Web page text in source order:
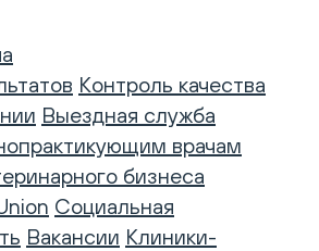
Контроль качества
Выездная служба
врачам
бизнеса
Социальная
Вакансии Клиники-